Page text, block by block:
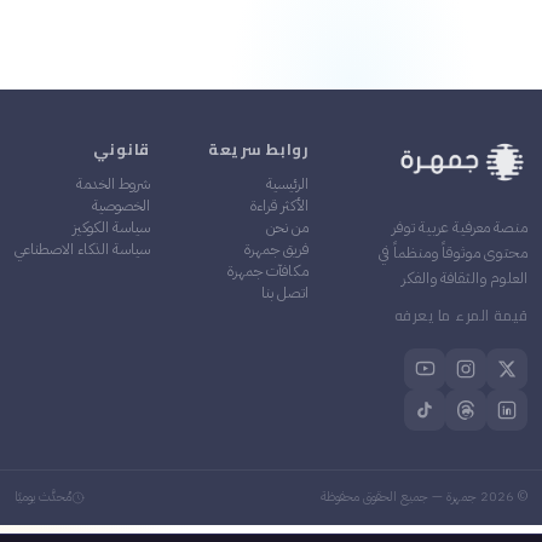
منصة معرفية عربية توفر
محتوى موثوقاً ومنظماً في
العلوم والثقافة والفكر
قيمة المرء ما يعرفه
روابط سريعة
الرئيسية
الأكثر قراءة
من نحن
فريق جمهرة
مكافآت جمهرة
اتصل بنا
قانوني
شروط الخدمة
الخصوصية
سياسة الكوكيز
سياسة الذكاء الاصطناعي
©
2026 جمهرة — جميع الحقوق محفوظة مُحدَّث يوميًا